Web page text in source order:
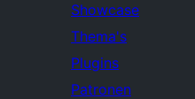
Showcase
Thema's
Plugins
Patronen